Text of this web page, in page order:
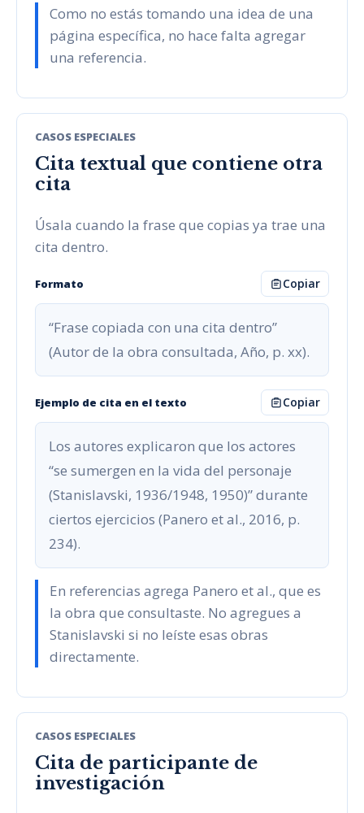
Como no estás tomando una idea de una
página específica, no hace falta agregar
una referencia.
CASOS ESPECIALES
Cita textual que contiene otra
cita
Úsala cuando la frase que copias ya trae una
cita dentro.
Formato Copiar
“Frase copiada con una cita dentro”
(Autor de la obra consultada, Año, p. xx).
Ejemplo de cita en el texto Copiar
Los autores explicaron que los actores
“se sumergen en la vida del personaje
(Stanislavski, 1936/1948, 1950)” durante
ciertos ejercicios (Panero et al., 2016, p.
234).
En referencias agrega Panero et al., que es
la obra que consultaste. No agregues a
Stanislavski si no leíste esas obras
directamente.
CASOS ESPECIALES
Cita de participante de
investigación